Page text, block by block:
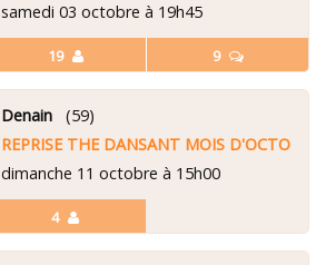
19 9
samedi 03 octobre à 19h45
4
Denain(59)
REPRISE THE DANSANT MOIS D'OCTOBRE
dimanche 11 octobre à 15h00